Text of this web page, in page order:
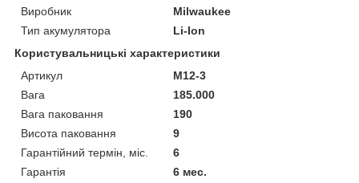
Виробник
Milwaukee
Тип акумулятора
Li-Ion
Користувальницькі характеристики
Артикул
M12-3
Вага
185.000
Вага паковання
190
Висота паковання
9
Гарантійний термін, міс.
6
Гарантія
6 мес.